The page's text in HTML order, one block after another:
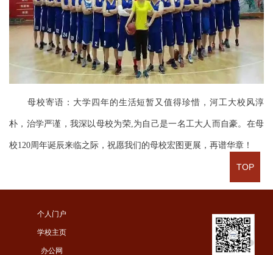
母校寄语：大学四年的生活短暂又值得珍惜，河工大校风淳
朴，治学严谨，我深以母校为荣,为自己是一名工大人而自豪。在母
校120周年诞辰来临之际，祝愿我们的母校宏图更展，再谱华章！
个人门户
学校主页
办公网
TOP